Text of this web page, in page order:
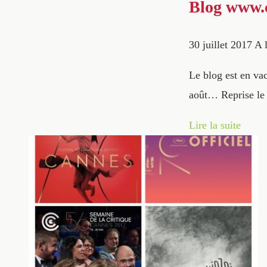
Blog
30 juillet 2017 A
Le blog est en
août… Reprise le
Lire la suite